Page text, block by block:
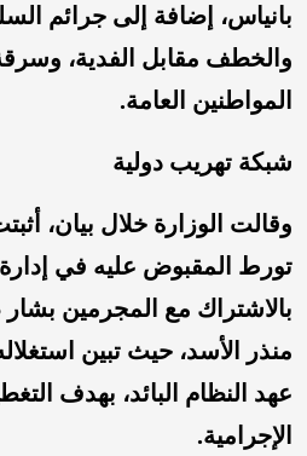
بانياس، إضافة إلى جرائم
والخطف مقابل الفدية،
المواطنين العامة.
شبكة تهريب دولية
وقالت الوزارة خلال بيان،
تورط المقبوض عليه في
بالاشتراك مع المجرمين
منذر الأسد، حيث تبين
عهد النظام البائد، بهدف
الإجرامية.